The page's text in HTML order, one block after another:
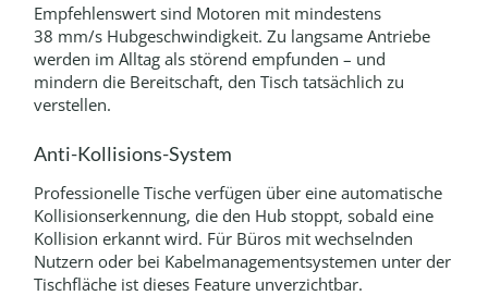
Empfehlenswert sind Motoren mit mindestens
38 mm/s Hubgeschwindigkeit. Zu langsame Antriebe
werden im Alltag als störend empfunden – und
mindern die Bereitschaft, den Tisch tatsächlich zu
verstellen.
Anti-Kollisions-System
Professionelle Tische verfügen über eine automatische
Kollisionserkennung, die den Hub stoppt, sobald eine
Kollision erkannt wird. Für Büros mit wechselnden
Nutzern oder bei Kabelmanagementsystemen unter der
Tischfläche ist dieses Feature unverzichtbar.